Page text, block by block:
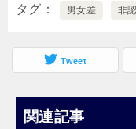
タグ 男女差 非
Tweet
関連記事